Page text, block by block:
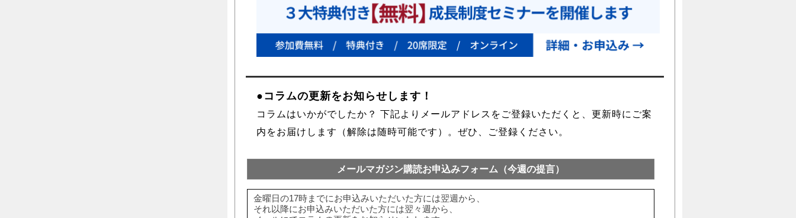
●コラムの更新をお知らせします！
コラムはいかがでしたか？ 下記よりメールアドレスをご登録いただくと、更新時にご案
内をお届けします（解除は随時可能です）。ぜひ、ご登録ください。